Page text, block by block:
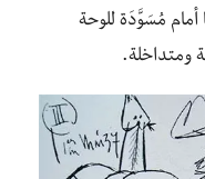
أمام مُسَوَّدَة للوحة
ومتداخلة.